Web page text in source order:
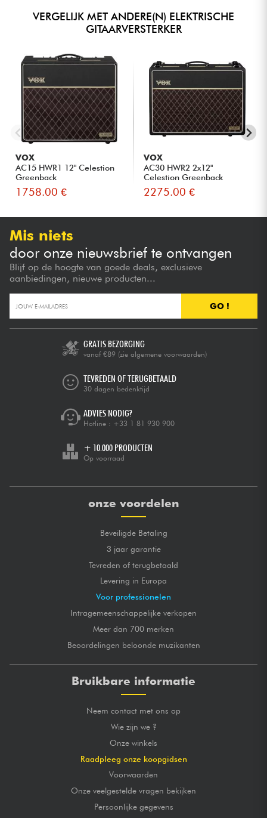
VERGELIJK MET ANDERE(N) ELEKTRISCHE
GITAARVERSTERKER
VOX
AC15 HWR1 12" Celestion
Greenback
1758.00 €
VOX
AC30 HWR2 2x12"
Celestion Greenback
2275.00 €
Mis niets
door onze nieuwsbrief te ontvangen
Blijf op de hoogte van goede deals, exclusieve
aanbiedingen, nieuwe producten...
GO !
GRATIS BEZORGING
vanaf €89 (zie algemene voorwaarden)
TEVREDEN OF TERUGBETAALD
30 dagen bedenktijd
ADVIES NODIG?
Hotline : +33 1 81 930 900
+ 10.000 PRODUCTEN
Op voorraad
onze voordelen
Beveiligde Betaling
3 jaar garantie
Tevreden of terugbetaald
Levering in Europa
Voor professionelen
Intragemeenschappelijke verkopen
Meer dan 700 merken
Beoordelingen beloonde muzikanten
Bruikbare informatie
Neem contact met ons op
Wie zijn we ?
Onze winkels
Raadpleeg onze koopgidsen
Voorwaarden
Onze veelgestelde vragen bekijken
Persoonlijke gegevens